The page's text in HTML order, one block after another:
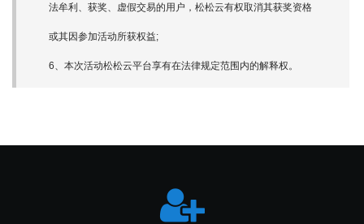
法牟利、获奖、虚假交易的用户，松松云有权取消其获奖资格
或其因参加活动所获权益;
6、本次活动松松云平台享有在法律规定范围内的解释权。